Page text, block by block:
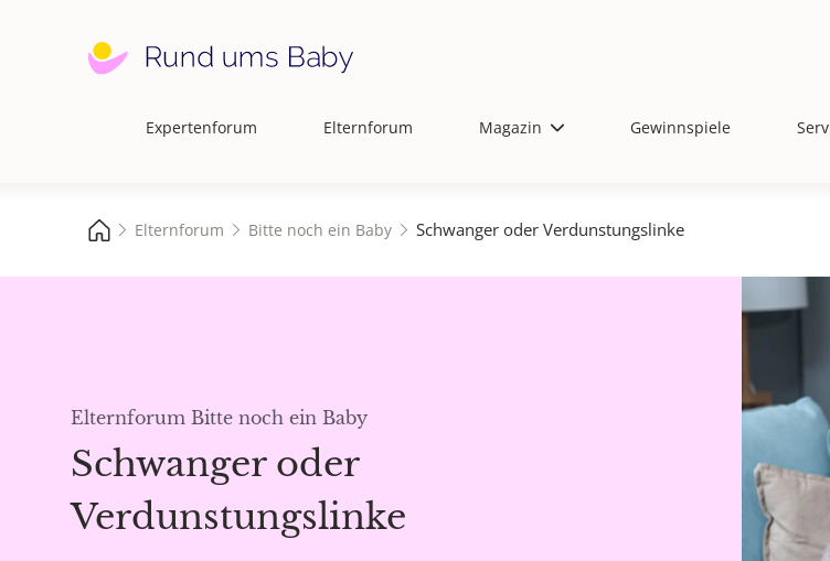
Hauptnavigation
Expertenforum Elternforum Magazin Gewinnspiele
Elternforum Bitte noch ein Baby Schwanger oder Verdunstungslinke
Elternforum Bitte noch ein Baby
Schwanger oder
Verdunstungslinke